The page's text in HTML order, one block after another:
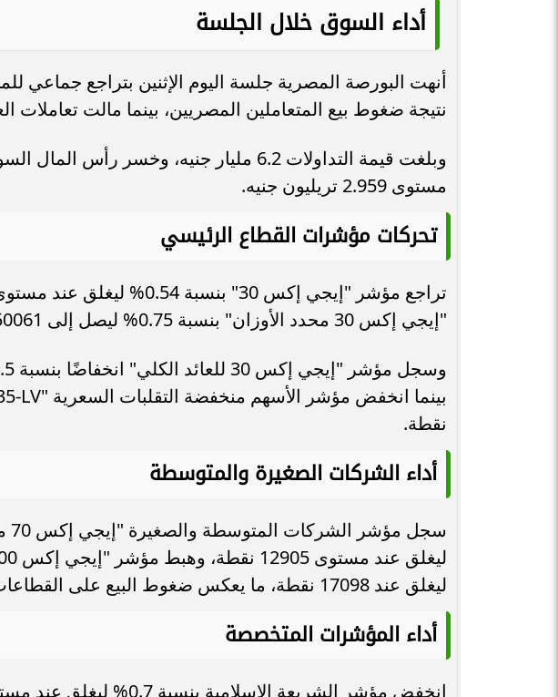
أداء السوق خلال الجلسة
أنهت البورصة المصرية جلسة اليوم الإثنين بتراجع جماعي
نتيجة ضغوط بيع المتعاملين المصريين، بينما مالت تعاملات
مستوى 2.959 تريليون جنيه.
تحركات مؤشرات القطاع الرئيسي
"إيجي إكس 30 محدد الأوزان" بنسبة 0.75% ليصل إلى 50061 نقطة.
نقطة.
أداء الشركات الصغيرة والمتوسطة
ليغلق عند 17098 نقطة، ما يعكس ضغوط البيع على القطاعات الصغيرة والمتوسطة خلال الجلسة.
أداء المؤشرات المتخصصة